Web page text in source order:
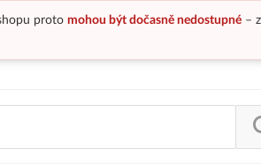
proto mohou být dočasně nedostupné–